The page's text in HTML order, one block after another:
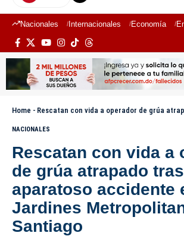
Nacionales Internacionales Economía
Home - Rescatan con vida a operador de grúa atrapado tras aparatoso accidente en
NACIONALES
Rescatan con vida a
de grúa atrapado tras
aparatoso accidente
Jardines
Santiago